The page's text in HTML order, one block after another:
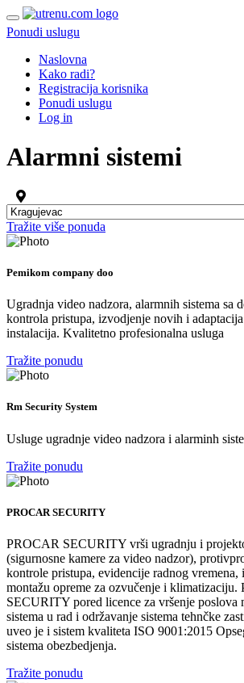
Ponudi uslugu
Naslovna
Kako radi?
Registracija korisnika
Ponudi uslugu
Log in
Alarmni sistemi
Tražite više ponuda
Pemikom company doo
Ugradnja video nadzora, alarmnih sistema sa
kontrola pristupa, izvodjenje novih i
instalacija. Kvalitetno profesionalna usluga
Tražite ponudu
Rm Security System
Usluge ugradnje video nadzora i alarminh
Tražite ponudu
PROCAR SECURITY
PROCAR SECURITY vrši ugradnju i
(sigurnosne kamere za video nadzor),
kontrole pristupa, evidencije radnog vremena,
montažu opreme za ozvučenje i klimatizaciju.
SECURITY pored licence za vršenje poslova
sistema u rad i održavanje sistema tehnčke
uveo je i sistem kvaliteta ISO 9001:2015
sistema obezbedjenja.
Tražite ponudu